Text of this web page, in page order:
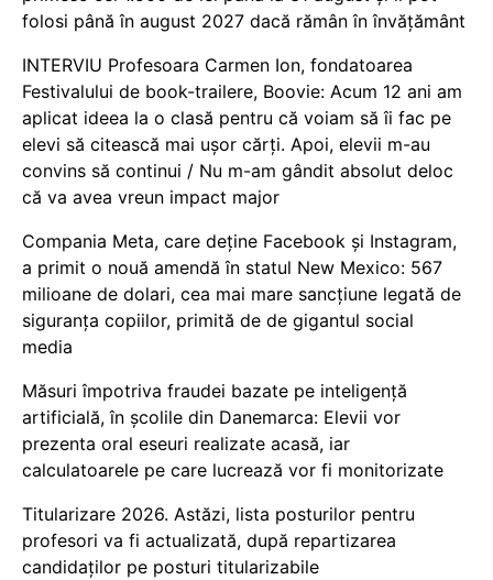
folosi până în august 2027 dacă rămân în învățământ
INTERVIU Profesoara Carmen Ion, fondatoarea
Festivalului de book-trailere, Boovie: Acum 12 ani am
aplicat ideea la o clasă pentru că voiam să îi fac pe
elevi să citească mai ușor cărți. Apoi, elevii m-au
convins să continui / Nu m-am gândit absolut deloc
că va avea vreun impact major
Compania Meta, care deține Facebook și Instagram,
a primit o nouă amendă în statul New Mexico: 567
milioane de dolari, cea mai mare sancțiune legată de
siguranța copiilor, primită de de gigantul social
media
Măsuri împotriva fraudei bazate pe inteligență
artificială, în școlile din Danemarca: Elevii vor
prezenta oral eseuri realizate acasă, iar
calculatoarele pe care lucrează vor fi monitorizate
Titularizare 2026. Astăzi, lista posturilor pentru
profesori va fi actualizată, după repartizarea
candidaților pe posturi titularizabile